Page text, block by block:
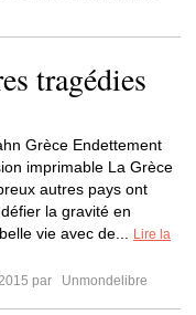
tragédies
Grèce Endettement
imprimable La Grèce
autres pays ont
la gravité en
vie avec de...
Lire la
par
Unmondelibre